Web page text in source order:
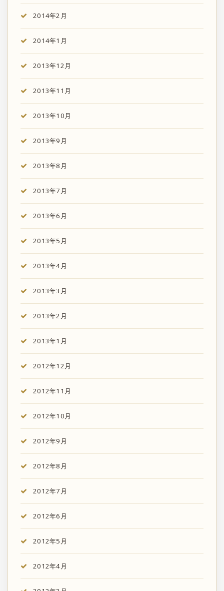
2014年2月
2014年1月
2013年12月
2013年11月
2013年10月
2013年9月
2013年8月
2013年7月
2013年6月
2013年5月
2013年4月
2013年3月
2013年2月
2013年1月
2012年12月
2012年11月
2012年10月
2012年9月
2012年8月
2012年7月
2012年6月
2012年5月
2012年4月